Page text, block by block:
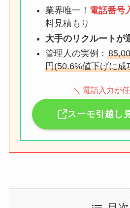
業界唯一！ 電話番号
料見積もり
大手のリクルートが
管理人の実例：
円(50.6%値下げに成
＼ 電話入力が
スーモ引越し